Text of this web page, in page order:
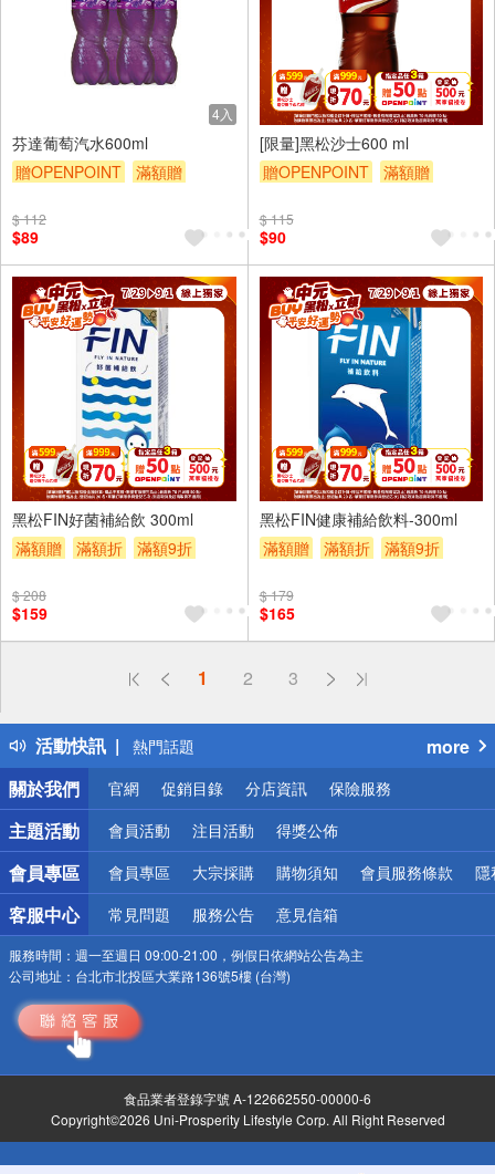
4入
芬達葡萄汽水600ml
贈OPENPOINT
滿額贈
$ 112
$89
4入
[限量]黑松沙士600 ml
贈OPENPOINT
滿額贈
$ 115
$90
24入
黑松FIN好菌補給飲 300ml
滿額贈
滿額折
滿額9折
$ 208
$159
24入
黑松FIN健康補給飲料-300ml
滿額贈
滿額折
滿額9折
$ 179
$165
1 2 3
活動快訊
偏遠地區配送
得獎公告
熱門話題
銀行優惠
偏遠地區配送
詐騙網頁！請小心！
more
關於我們
官網 促銷目錄 分店資訊 保險服務
主題活動 會員活動 注目活動 得獎公佈
會員專區 會員專區 大宗採購 購物須知 會員服務條款 隱
客服中心 常見問題 服務公告 意見信箱
服務時間： 週一至週日 09:00-21:00，例假日依網站公告為主
公司地址： 台北市北投區大業路136號5樓 (台灣)
食品業者登錄字號 A-122662550-00000-6
Copyright©2026 Uni-Prosperity Lifestyle Corp. All Right Reserved